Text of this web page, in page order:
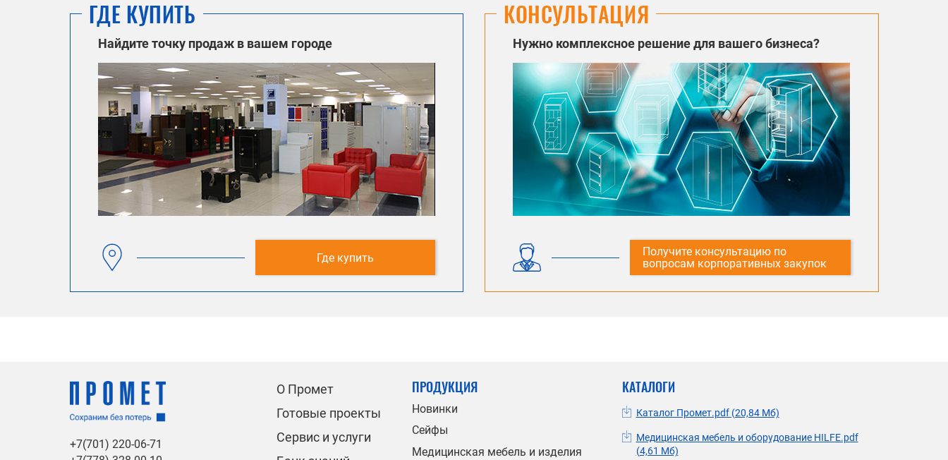
ГДЕ КУПИТЬ
Найдите точку продаж в вашем городе
Где купить
КОНСУЛЬТАЦИЯ
Нужно комплексное решение для вашего бизнеса?
Получите консультацию по
вопросам корпоративных закупок
+7(701) 220-06-71
О Промет
Готовые проекты
Сервис и услуги
ПРОДУКЦИЯ
Новинки
Сейфы
Медицинская мебель и изделия
КАТАЛОГИ
Каталог Промет.pdf (20,84 Мб)
Медицинская мебель и оборудование HILFE.pdf
(4,61 Мб)